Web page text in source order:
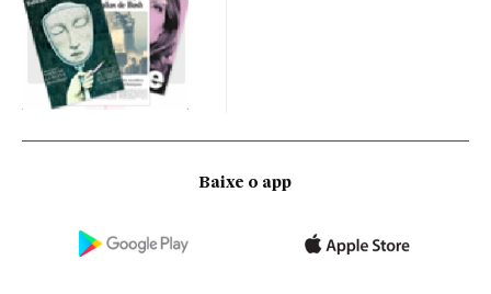
Baixe o app